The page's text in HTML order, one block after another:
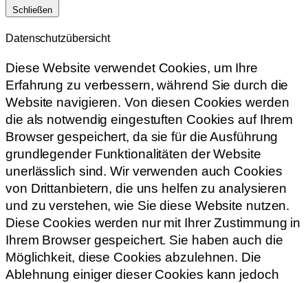
Schließen
Datenschutzübersicht
Diese Website verwendet Cookies, um Ihre
Erfahrung zu verbessern, während Sie durch die
Website navigieren. Von diesen Cookies werden
die als notwendig eingestuften Cookies auf Ihrem
Browser gespeichert, da sie für die Ausführung
grundlegender Funktionalitäten der Website
unerlässlich sind. Wir verwenden auch Cookies
von Drittanbietern, die uns helfen zu analysieren
und zu verstehen, wie Sie diese Website nutzen.
Diese Cookies werden nur mit Ihrer Zustimmung in
Ihrem Browser gespeichert. Sie haben auch die
Möglichkeit, diese Cookies abzulehnen. Die
Ablehnung einiger dieser Cookies kann jedoch